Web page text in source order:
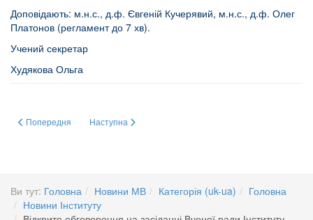
Доповідають: м.н.с., д.ф. Євгеній Кучерявий, м.н.с., д.ф. Олег
Платонов (регламент до 7 хв).
Учений секретар
Худякова Ольга
Попередня стаття: 2023 Young Scientists Forum(Tours, France 6 – 8 July),
Попередня Наступна стаття: Two flyers (A5 format) presenting the
Наступна
Ви тут: Головна Новини МВ Категорія (uk-ua)
Головна
Новини Інституту